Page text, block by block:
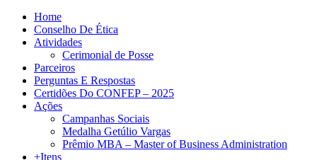
Home
Conselho De Ética
Atividades
Cerimonial de Posse
Parceiros
Perguntas E Respostas
Certidões Do CONFEP – 2025
Ações
Campanhas Sociais
Medalha Getúlio Vargas
Prêmio MBA – Master of Business Administration
+Itens